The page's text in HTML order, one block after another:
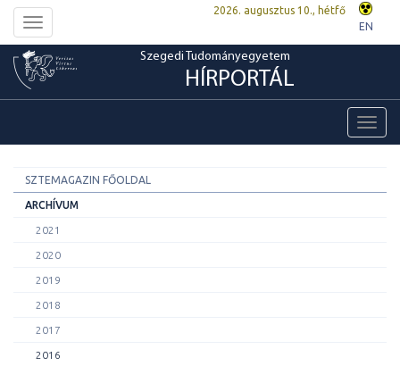
Toggle
navigation
2026. augusztus 10., hétfő
EN
Szegedi Tudományegyetem
HÍRPORTÁL
SZTEMAGAZIN FŐOLDAL
ARCHÍVUM
2021
2020
2019
2018
2017
2016